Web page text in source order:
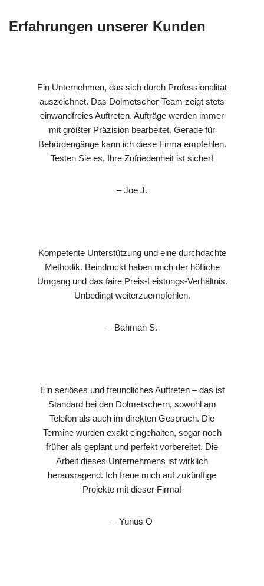
Erfahrungen unserer Kunden
Ein Unternehmen, das sich durch Professionalität
auszeichnet. Das Dolmetscher-Team zeigt stets
einwandfreies Auftreten. Aufträge werden immer
mit größter Präzision bearbeitet. Gerade für
Behördengänge kann ich diese Firma empfehlen.
Testen Sie es, Ihre Zufriedenheit ist sicher!
– Joe J.
Kompetente Unterstützung und eine durchdachte
Methodik. Beindruckt haben mich der höfliche
Umgang und das faire Preis-Leistungs-Verhältnis.
Unbedingt weiterzuempfehlen.
– Bahman S.
Ein seriöses und freundliches Auftreten – das ist
Standard bei den Dolmetschern, sowohl am
Telefon als auch im direkten Gespräch. Die
Termine wurden exakt eingehalten, sogar noch
früher als geplant und perfekt vorbereitet. Die
Arbeit dieses Unternehmens ist wirklich
herausragend. Ich freue mich auf zukünftige
Projekte mit dieser Firma!
– Yunus Ö